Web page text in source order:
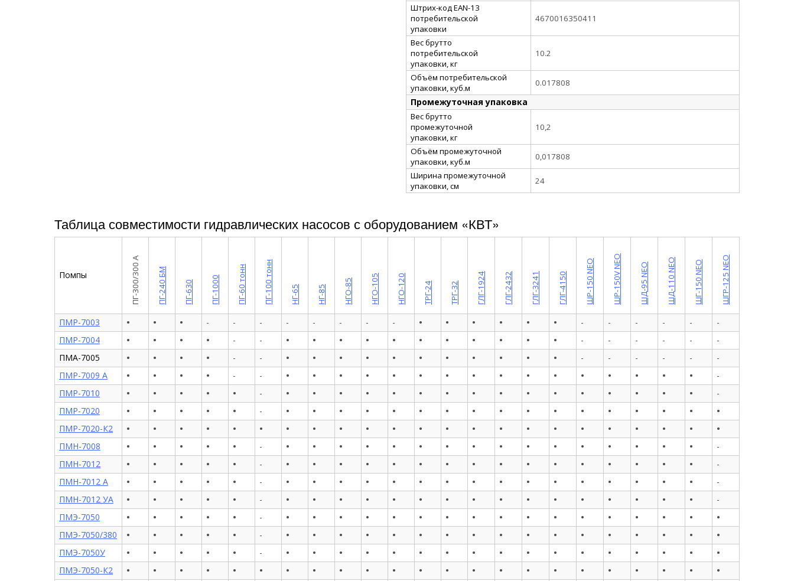
Штрих-код EAN-13
потребительской
упаковки
4670016350411
Вес брутто
потребительской
упаковки, кг
10.2
Объём потребительской
упаковки, куб.м
0.017808
Промежуточная упаковка
Вес брутто
промежуточной
упаковки, кг
10,2
Объём промежуточной
упаковки, куб.м
0,017808
Ширина промежуточной
упаковки, см
24
Таблица совместимости гидравлических насосов с оборудованием «КВТ»
Помпы ПГ-300/300 А ПГ-240 БМ ПГ-630 ПГ-1000 ПГ-60 тонн ПГ-100 тонн НГ-65 НГ-85 НГО-85 НГО-105 НГО-120 ТРГ-24 ТРГ-32 ГЛГ-1924 ГЛГ-2432 ГЛГ-3241 ГЛГ-4150 ШР-150 NEO ШР-150V NEO ШД-95 NEO ШД-110 NEO ШГ-150 NEO ШГР-125 NEO
ПМР-7003 • • • - - - - - - - - • • • • • • - - - - -
-
ПМР-7004
• • • • - - • • • • • • • • • • • - - - - -
-
ПМА-7005
• • • • - - • • • • • • • • • • • - - - - -
-
ПМР-7009 А
• • • • - - • • • • • • • • • • • • • • • •
-
ПМР-7010
• • • • • - • • • • • • • • • • • • • • • •
-
ПМР-7020
• • • • • - • • • • • • • • • • • • • • • • •
ПМР-7020-К2 • • • • • • • • • • • • • • • • • • • • • • •
ПМН-7008 • • • • • - • • • • • • • • • • • • • • • •
-
ПМН-7012
• • • • • - • • • • • • • • • • • • • • • •
-
ПМН-7012 А
• • • • • - • • • • • • • • • • • • • • • •
-
ПМН-7012 УА
• • • • • - • • • • • • • • • • • • • • • •
-
ПМЭ-7050
• • • • • - • • • • • • • • • • • • • • • • •
ПМЭ-7050/380 • • • • • - • • • • • • • • • • • • • • • • •
ПМЭ-7050У • • • • • - • • • • • • • • • • • • • • • • •
ПМЭ-7050-К2 • • • • • • • • • • • • • • • • • • • • • • •